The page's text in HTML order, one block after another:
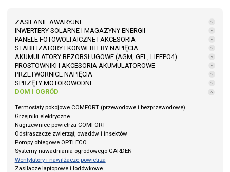
ZASILANIE AWARYJNE
INWERTERY SOLARNE I MAGAZYNY ENERGII
PANELE FOTOWOLTAICZNE I AKCESORIA
STABILIZATORY I KONWERTERY NAPIĘCIA
AKUMULATORY BEZOBSŁUGOWE (AGM, GEL, LIFEPO4)
PROSTOWNIKI I AKCESORIA AKUMULATOROWE
PRZETWORNICE NAPIĘCIA
SPRZĘTY MOTOROWODNE
DOM I OGRÓD
Termostaty pokojowe COMFORT (przewodowe i bezprzewodowe)
Grzejniki elektryczne
Nagrzewnice powietrza COMFORT
Odstraszacze zwierząt, owadów i insektów
Pompy obiegowe OPTI ECO
Systemy nawadniania ogrodowego GARDEN
Wentylatory i nawilżacze powietrza
Zasilacze laptopowe i lodówkowe